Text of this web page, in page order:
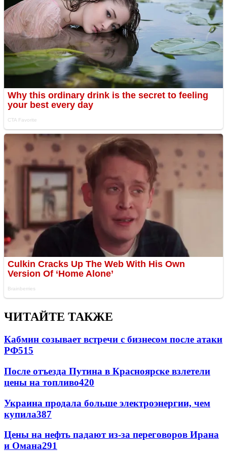
ЧИТАЙТЕ ТАКЖЕ
Кабмин созывает встречи с бизнесом после атаки
РФ515
После отъезда Путина в Красноярске взлетели
цены на топливо420
Украина продала больше электроэнергии, чем
купила387
Цены на нефть падают из-за переговоров Ирана
и Омана291